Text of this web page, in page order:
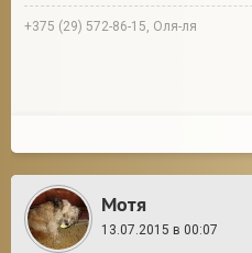
+375 (29) 572-86-15, Оля-ля
Мотя
13.07.2015 в 00:07